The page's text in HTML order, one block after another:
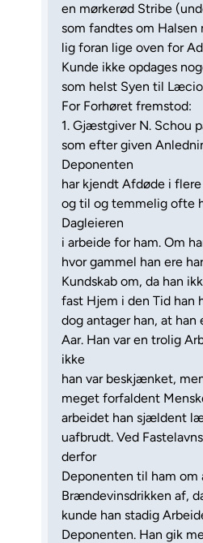
en mørkerød Stribe
som fandtes om Halsen
lig foran lige oven for
Kunde ikke opdages
som helst Syen til
For Forhøret fremstod:
1. Gjæstgiver N. Schou
som efter given
Deponenten
har kjendt Afdøde i flere
og til og temmelig ofte
Dagleieren
i arbeide for ham. Om
hvor gammel han ere
Kundskab om, da han
fast Hjem i den Tid han
dog antager han, at han
Aar. Han var en trolig
ikke
han var beskjænket,
meget forfaldent
arbeidet han sjældent
uafbrudt. Ved
derfor
Deponenten til ham
Brændevinsdrikken af,
kunde han stadig
Deponenten. Han gik